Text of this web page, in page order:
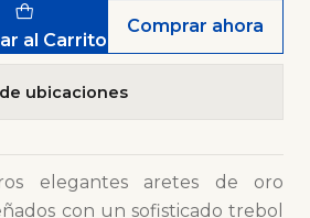
al Carrito
Comprar ahora
ubicaciones
elegantes aretes de oro
con un sofisticado trebol